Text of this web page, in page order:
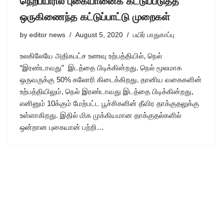
ஒருகிணைந்த கட்டுப்பாட்டு முறைகள்
by editor news August 5, 2020 பயிர் பாதுகாப்பு
உலகிலேயே அதிகபட்ச உணவு உற்பத்தியில், நெல்
“இரண்டாவது” இடத்தை பிடிக்கின்றது. நெல் மூலமாக
ஒருவருக்கு 50% கலோரி கிடைக்கிறது. தானிய வகைகளின்
உற்பத்தியிலும், நெல் இரண்டாவது இடத்தை பிடிக்கின்றது,
எனினும் 10க்கும் மேற்பட்ட பூச்சிகளின் தீவிர தாக்குதலுக்கு
உள்ளாகிறது. இதில் மிக முக்கியமான தாக்குதல்களில்
ஒன்றான புகையான் பற்றி…